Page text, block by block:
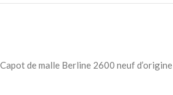
Capot de malle Berline 2600 neuf d’origine